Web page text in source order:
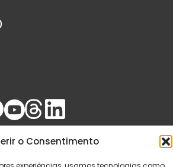
o Consentimento